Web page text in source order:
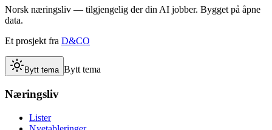
Norsk næringsliv — tilgjengelig der din AI jobber. Bygget på åpne
data.
Et prosjekt fra D&CO
Bytt tema Bytt tema
Næringsliv
Lister